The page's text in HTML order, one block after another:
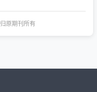
原期刊所有